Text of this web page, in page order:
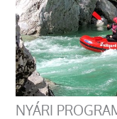
NYÁRI